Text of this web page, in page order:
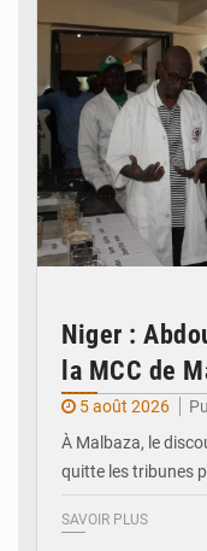
Niger :
la MCC de
5 août 2026
À Malbaza, le
quitte les tribunes
SAVOIR PLUS